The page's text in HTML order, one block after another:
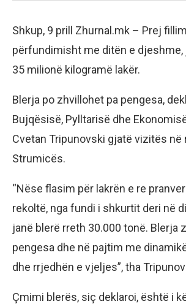
Shkup, 9 prill Zhurnal.mk – Prej
përfundimisht me ditën e djeshme,
35 milionë kilogramë lakër.
Blerja po zhvillohet pa pengesa,
Bujqësisë, Pylltarisë dhe
Cvetan Tripunovski gjatë vizitës në
Strumicës.
“Nëse flasim për lakrën e re
rekoltë, nga fundi i shkurtit deri në
janë blerë rreth 30.000 tonë. Blerja
pengesa dhe në pajtim me
dhe rrjedhën e vjeljes”, tha
Çmimi blerës, siç deklaroi, është i